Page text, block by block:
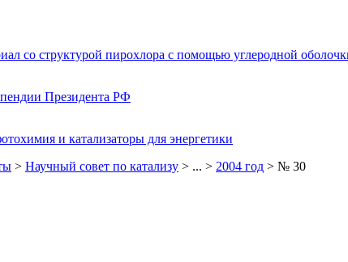
со структурой пирохлора с помощью углеродной
Президента РФ
и катализаторы для энергетики
> Научный совет по катализу > ... > 2004 год > № 30